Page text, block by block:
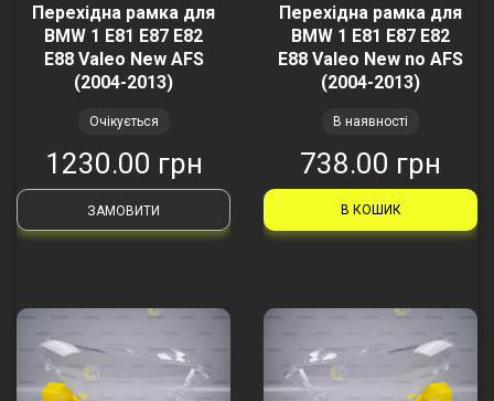
Перехідна рамка для
BMW 1 E81 E87 E82
E88 Valeo New AFS
(2004-2013)
Очікується
1230.00 грн
ЗАМОВИТИ
Перехідна рамка для
BMW 1 E81 E87 E82
E88 Valeo New no AFS
(2004-2013)
В наявності
738.00 грн
В КОШИК